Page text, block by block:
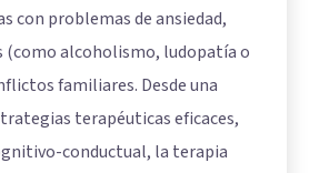
con problemas de ansiedad,
(como alcoholismo, ludopatía o
familiares. Desde una
terapéuticas eficaces,
conductual, la terapia